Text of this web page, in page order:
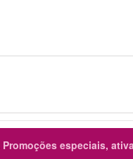
Promoções especiais,